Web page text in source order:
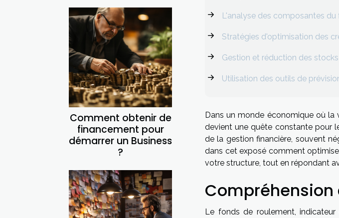
Comment obtenir de
financement pour
démarrer un Business
?
L'analyse des composantes
Stratégies d'optimisation des
Gestion et réduction des stocks
Utilisation des outils de
Dans un monde économique où
devient une quête constante pour
de la gestion financière, souvent
dans cet exposé comment
votre structure, tout en répondant
Le fonds de roulement,